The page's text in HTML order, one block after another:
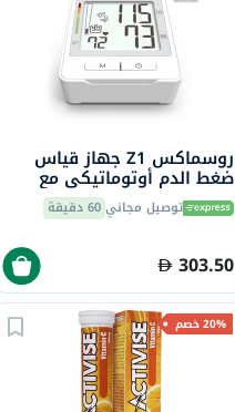
روسماكس Z1 جهاز قياس
ضغط الدم أوتوماتيكي مع
منفذ USB تايب سي للشحن توصيل مجاني60 دقيقة
303.50
20% خصم